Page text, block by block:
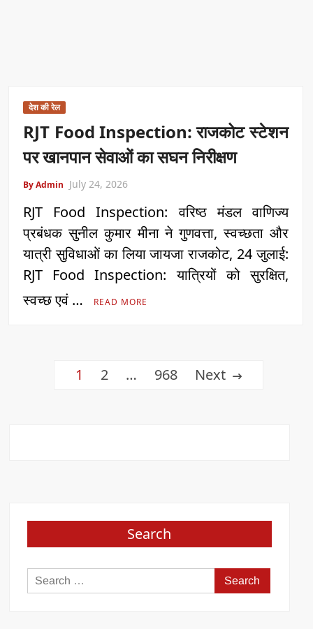
देश की रेल
RJT Food Inspection: राजकोट स्टेशन
पर खानपान सेवाओं का सघन निरीक्षण
By Admin July 24, 2026
RJT Food Inspection: वरिष्ठ मंडल वाणिज्य
प्रबंधक सुनील कुमार मीना ने गुणवत्ता, स्वच्छता और
यात्री सुविधाओं का लिया जायजा राजकोट, 24 जुलाई:
RJT Food Inspection: यात्रियों को सुरक्षित,
स्वच्छ एवं …
READ MORE
1 2 … 968 Next
Search
Search
for: